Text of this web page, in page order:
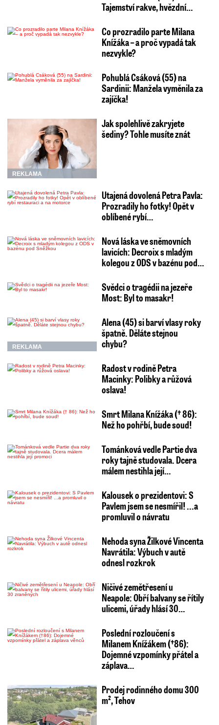
Tajemství rakve, hvězdní…
Co prozradilo parte Milana
Knížáka – a proč vypadá tak
nezvykle?
Pohublá Csáková (55) na
Sardinii: Manžela vyměnila za
zajíčka!
REKLAMA
Jak spolehlivě zakryjete
šediny? Tohle musíte znát
Utajená dovolená Petra Pavla:
Prozradily ho fotky! Opět v
oblíbené rybí…
Nová láska ve sněmovních
lavicích: Decroix s mladým
kolegou z ODS v bazénu pod…
Svědci o tragédii na jezeře
Most: Byl to masakr!
REKLAMA
Alena (45) si barví vlasy roky
špatně. Děláte stejnou
chybu?
Radost v rodině Petra
Macinky: Polibky a růžová
oslava!
Smrt Milana Knížáka († 86):
Než ho pohřbí, bude soud!
Tománková vedle Partie dva
roky tajně studovala. Dcera
málem nestihla její…
Kalousek o prezidentovi: S
Pavlem jsem se nesmířil! ...a
promluvil o návratu
Nehoda syna Žilkové Vincenta
Navrátila: Výbuch v autě
odnesl rozkrok
Ničivé zemětřesení u
Neapole: Obří balvany se řítily
ulicemi, úřady hlásí 30…
Poslední rozloučení s
Milanem Knížákem (†86):
Dojemné vzpomínky přátel a
záplava…
Prodej rodinného domu 300
m², Tehov